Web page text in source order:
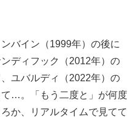
バイン（1999年）の後に
ディフック（2012年）の
ユバルディ（2022年）の
…。「もう二度と」が何度
か、リアルタイムで見てて